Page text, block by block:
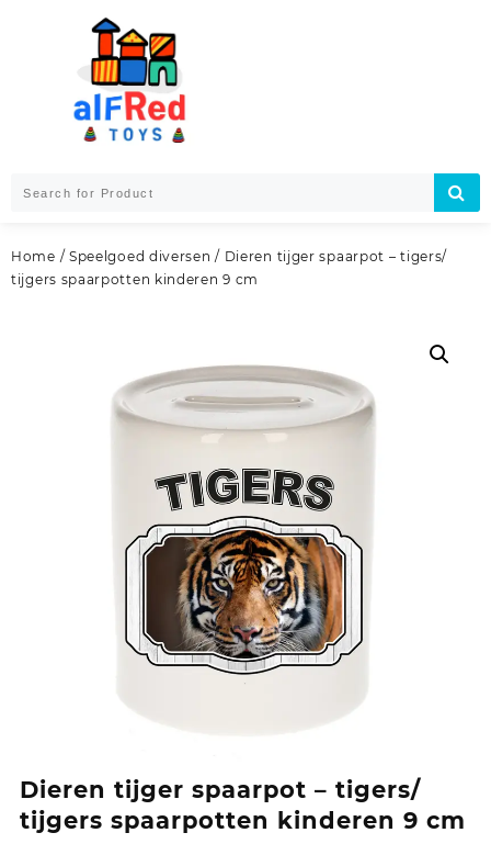
Home / Speelgoed diversen / Dieren tijger spaarpot – tigers/
tijgers spaarpotten kinderen 9 cm
Dieren tijger spaarpot – tigers/
tijgers spaarpotten kinderen 9 cm